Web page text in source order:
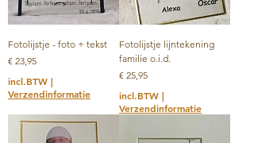
Fotolijstje - foto + tekst
Prijs
€ 23,95
incl.BTW |
Verzendinformatie
Fotolijstje lijntekening
familie o.i.d.
Prijs
€ 25,95
incl.BTW |
Verzendinformatie